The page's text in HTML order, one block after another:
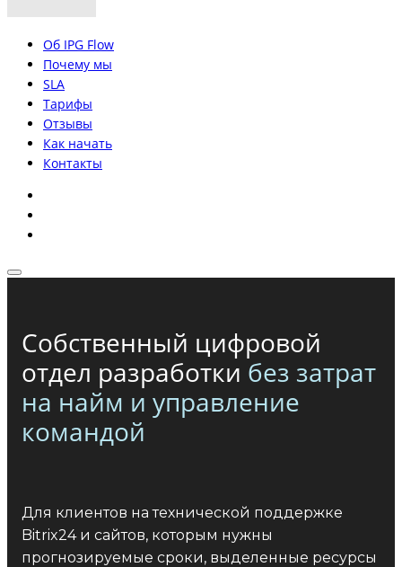
Об IPG Flow
Почему мы
SLA
Тарифы
Отзывы
Как начать
Контакты
Собственный цифровой
отдел разработки без затрат
на найм и управление
командой
Для клиентов на технической поддержке
Bitrix24 и сайтов, которым нужны
прогнозируемые сроки, выделенные ресурсы